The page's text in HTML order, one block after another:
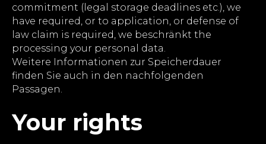
commitment (legal storage deadlines etc.), we
have required, or to application, or defense of
law claim is required, we beschränkt the
processing your personal data.
Weitere Informationen zur Speicherdauer
finden Sie auch in den nachfolgenden
Passagen.
Your rights